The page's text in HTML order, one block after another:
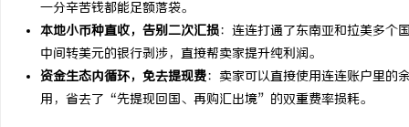
一分辛苦钱都能足额落袋。
本地小币种直收，告别二次汇损：连连打通了东南亚和拉美多个
中间转美元的银行剥涉，直接帮卖家提升纯利润。
资金生态内循环，免去提现费：卖家可以直接使用连连账户里的
用，省去了“先提现回国、再购汇出境”的双重费率损耗。